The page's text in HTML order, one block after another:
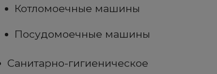
Котломоечные машины
Посудомоечные машины
Санитарно-гигиеническое